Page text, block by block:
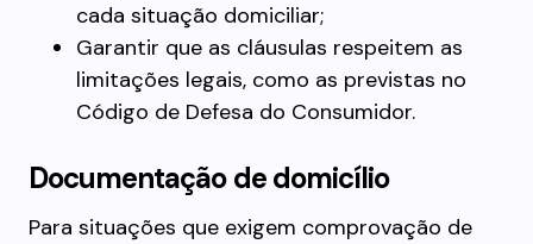
cada situação domiciliar;
Garantir que as cláusulas respeitem as
limitações legais, como as previstas no
Código de Defesa do Consumidor.
Documentação de domicílio
Para situações que exigem comprovação de